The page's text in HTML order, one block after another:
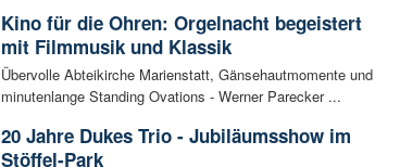
Kino für die Ohren: Orgelnacht begeistert
mit Filmmusik und Klassik
Übervolle Abteikirche Marienstatt, Gänsehautmomente und
minutenlange Standing Ovations - Werner Parecker ...
20 Jahre Dukes Trio - Jubiläumsshow im
Stöffel-Park